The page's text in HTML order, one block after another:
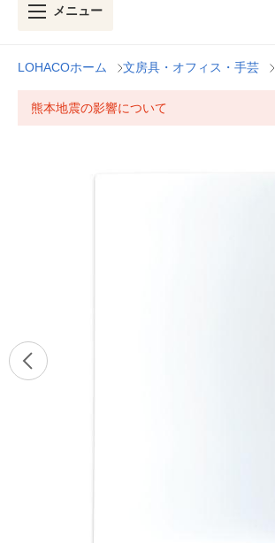
メニュー
LOHACOホーム 文房具・オフィス・手芸
熊本地震の影響について